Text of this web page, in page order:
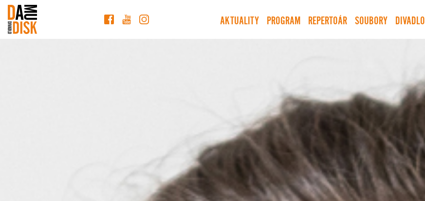
AKTUALITY PROGRAM REPERTOÁR SOUBORY DIVADLO